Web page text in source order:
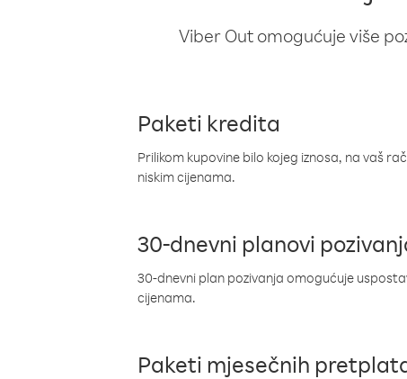
Viber Out omogućuje više
Paketi kredita
Prilikom kupovine bilo kojeg iznosa, na vaš
niskim cijenama.
30-dnevni planovi
30-dnevni plan pozivanja omogućuje
cijenama.
Paketi mjesečnih